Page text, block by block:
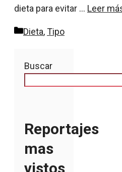
dieta para evitar … Leer
Categorías
Dieta,Tipo
Buscar
Reportajes
mas
vistos